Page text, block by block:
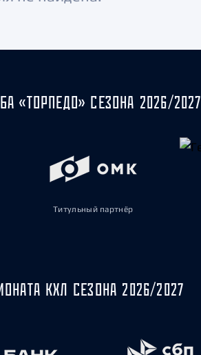
«ТОРПЕДО» СЕЗОНА 2026/2027
Титульный партнёр
КХЛ СЕЗОНА 2026/2027